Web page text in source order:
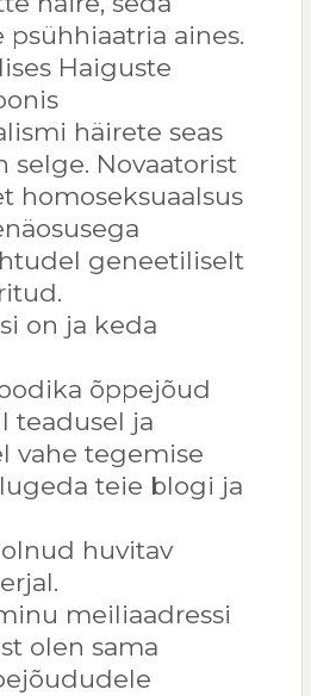
aines.
Haiguste
häirete seas
selge. Novaatorist
homoseksuaalsus
geneetiliselt
on ja keda
õppejõud
teadusel ja
vahe tegemise
teie blogi ja
huvitav
meiliaadressi
olen sama